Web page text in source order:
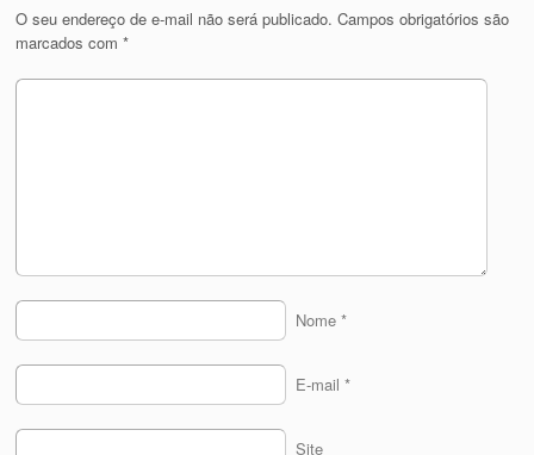
O seu endereço de e-mail não será publicado. Campos obrigatórios são
marcados com*
Nome *
E-mail *
Site